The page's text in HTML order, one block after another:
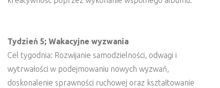
Tydzień 5; Wakacyjne wyzwania
Cel tygodnia: Rozwijanie samodzielności, odwagi i
wytrwałości w podejmowaniu nowych wyzwań,
doskonalenie sprawności ruchowej oraz kształtowanie